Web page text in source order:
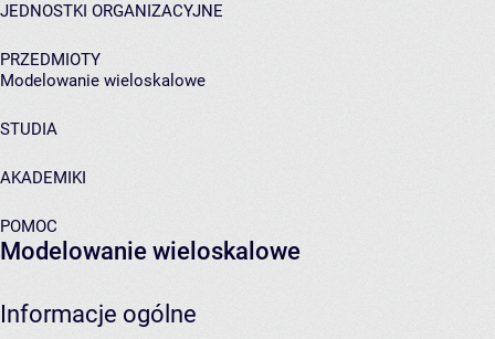
JEDNOSTKI ORGANIZACYJNE
PRZEDMIOTY
Modelowanie wieloskalowe
STUDIA
AKADEMIKI
POMOC
Modelowanie wieloskalowe
Informacje ogólne